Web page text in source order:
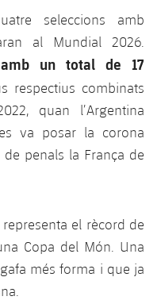
seleccions amb
al Mundial 2026.
un total de 17
respectius combinats
quan l’Argentina
va posar la corona
penals la França de
el rècord de
Copa del Món. Una
més forma i que ja